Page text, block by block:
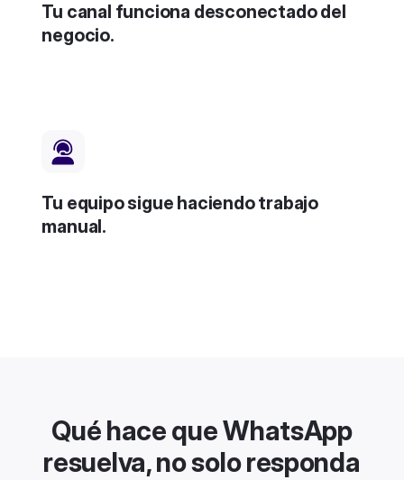
Tu canal funciona desconectado del
negocio.
Tu equipo sigue haciendo trabajo
manual.
Qué hace que WhatsApp
resuelva, no solo responda